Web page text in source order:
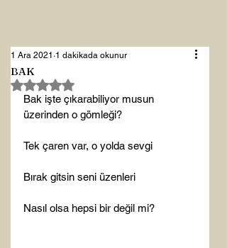
BAK
1 Ara 2021 1 dakikada okunur
5 üzerinden NaN yıldız
Bak işte çıkarabiliyor musun
üzerinden o gömleği?
Tek çaren var, o yolda sevgi
Bırak gitsin seni üzenleri
Nasıl olsa hepsi bir değil mi?